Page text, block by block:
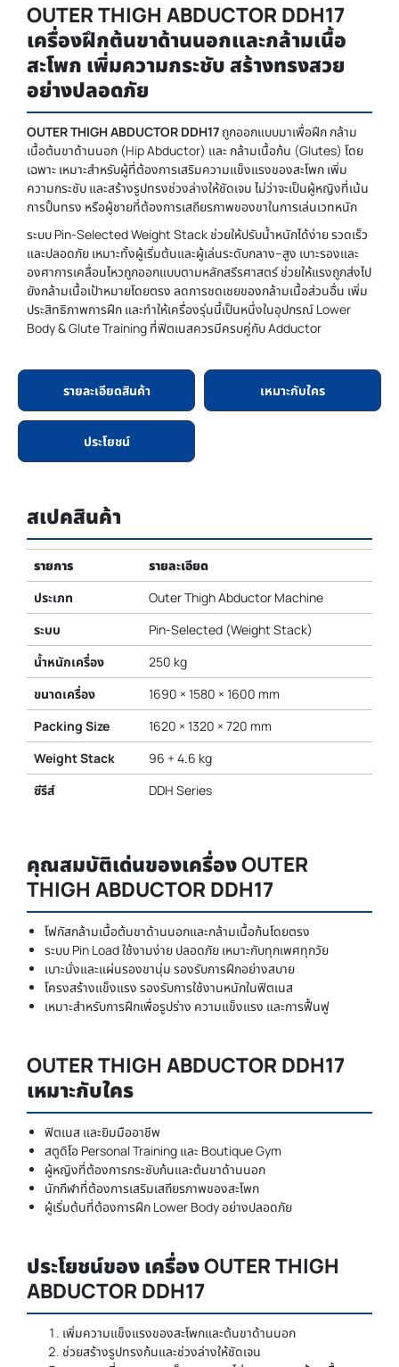
OUTER THIGH ABDUCTOR DDH17
เครื่องฝึกต้นขาด้านนอกและกล้ามเนื้อ
สะโพก เพิ่มความกระชับ สร้างทรงสวย
อย่างปลอดภัย
OUTER THIGH ABDUCTOR DDH17 ถูกออกแบบมาเพื่อฝึก กล้าม
เนื้อต้นขาด้านนอก (Hip Abductor) และ กล้ามเนื้อก้น (Glutes) โดย
เฉพาะ เหมาะสำหรับผู้ที่ต้องการเสริมความแข็งแรงของสะโพก เพิ่ม
ความกระชับ และสร้างรูปทรงช่วงล่างให้ชัดเจน ไม่ว่าจะเป็นผู้หญิงที่เน้น
การปั้นทรง หรือผู้ชายที่ต้องการเสถียรภาพของขาในการเล่นเวทหนัก
ระบบ Pin-Selected Weight Stack ช่วยให้ปรับน้ำหนักได้ง่าย รวดเร็ว
และปลอดภัย เหมาะทั้งผู้เริ่มต้นและผู้เล่นระดับกลาง–สูง เบาะรองและ
องศาการเคลื่อนไหวถูกออกแบบตามหลักสรีรศาสตร์ ช่วยให้แรงถูกส่งไป
ยังกล้ามเนื้อเป้าหมายโดยตรง ลดการชดเชยของกล้ามเนื้อส่วนอื่น เพิ่ม
ประสิทธิภาพการฝึก และทำให้เครื่องรุ่นนี้เป็นหนึ่งในอุปกรณ์ Lower
Body & Glute Training ที่ฟิตเนสควรมีครบคู่กับ Adductor
รายละเอียดสินค้า เหมาะกับใคร
ประโยชน์
สเปคสินค้า
รายการ
รายละเอียด
ประเภท
Outer Thigh Abductor Machine
ระบบ
Pin-Selected (Weight Stack)
น้ำหนักเครื่อง
250 kg
ขนาดเครื่อง
1690 × 1580 × 1600 mm
Packing Size
1620 × 1320 × 720 mm
Weight Stack
96 + 4.6 kg
ซีรีส์
DDH Series
คุณสมบัติเด่นของเครื่อง OUTER
THIGH ABDUCTOR DDH17
โฟกัสกล้ามเนื้อต้นขาด้านนอกและกล้ามเนื้อก้นโดยตรง
ระบบ Pin Load ใช้งานง่าย ปลอดภัย เหมาะกับทุกเพศทุกวัย
เบาะนั่งและแผ่นรองขานุ่ม รองรับการฝึกอย่างสบาย
โครงสร้างแข็งแรง รองรับการใช้งานหนักในฟิตเนส
เหมาะสำหรับการฝึกเพื่อรูปร่าง ความแข็งแรง และการฟื้นฟู
OUTER THIGH ABDUCTOR DDH17
เหมาะกับใคร
ฟิตเนส และยิมมืออาชีพ
สตูดิโอ Personal Training และ Boutique Gym
ผู้หญิงที่ต้องการกระชับก้นและต้นขาด้านนอก
นักกีฬาที่ต้องการเสริมเสถียรภาพของสะโพก
ผู้เริ่มต้นที่ต้องการฝึก Lower Body อย่างปลอดภัย
ประโยชน์ของ เครื่อง OUTER THIGH
ABDUCTOR DDH17
เพิ่มความแข็งแรงของสะโพกและต้นขาด้านนอก
ช่วยสร้างรูปทรงก้นและช่วงล่างให้ชัดเจน